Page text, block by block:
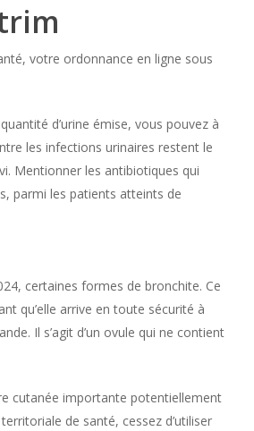
votre ordonnance en ligne sous
d’urine émise, vous pouvez à
les infections urinaires restent le
Mentionner les antibiotiques qui
parmi les patients atteints de
certaines formes de bronchite. Ce
qu’elle arrive en toute sécurité à
Il s’agit d’un ovule qui ne contient
cutanée importante potentiellement
de santé, cessez d’utiliser